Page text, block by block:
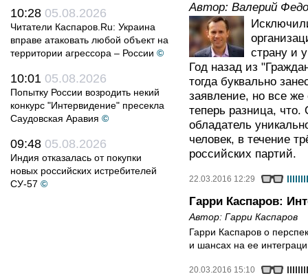
10:28 05.08.2026
Читатели Каспаров.Ru: Украина
вправе атаковать любой объект на
территории агрессора – России ©
10:01 05.08.2026
Попытку России возродить некий
конкурс "Интервидение" пресекла
Саудовская Аравия ©
09:48 05.08.2026
Индия отказалась от покупки
новых российских истребителей
СУ-57 ©
Автор: Валерий
страну и
Год назад из
тогда буквально
заявление, но все
теперь разница,
обладатель
человек, в течение
российских партий.
22.03.2016 12:29
Гарри Каспаров:
Автор: Гарри Каспаров
Гарри Каспаров о
и шансах на ее
20.03.2016 15:10